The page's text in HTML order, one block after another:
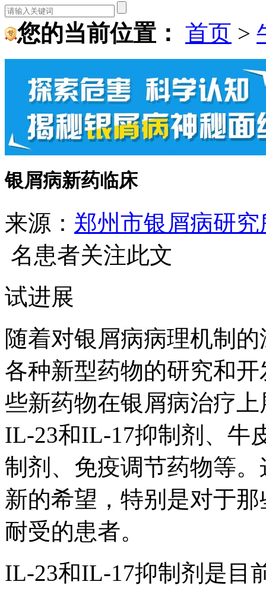
您的当前位置： 首页 >
银屑病新药临床
来源： 郑州市银屑病研究
名患者关注此文
试进展
随着对银屑病病理机制
各种新型药物的研究和
些新药物在银屑病治疗
IL-23和IL-17抑制剂、牛
制剂、免疫调节药物等
新的希望，特别是对于
耐受的患者。
IL-23和IL-17抑制剂是目